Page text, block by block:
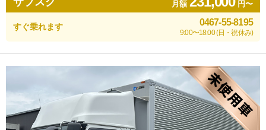
月額 円〜
すぐ乗れます 0467-55-8195
9:00〜18:00 (日・祝休み)